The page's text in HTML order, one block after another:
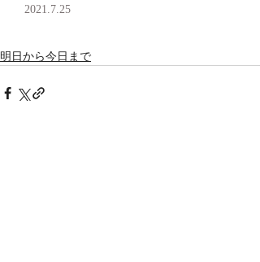
2021.7.25
明日から今日まで